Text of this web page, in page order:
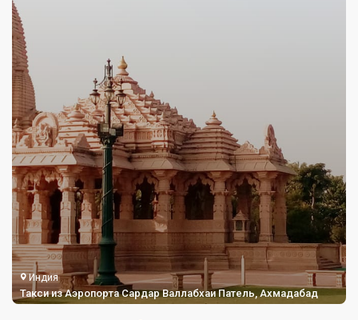
Индия
Такси из Аэропорта Сардар Валлабхаи Патель, Ахмадабад